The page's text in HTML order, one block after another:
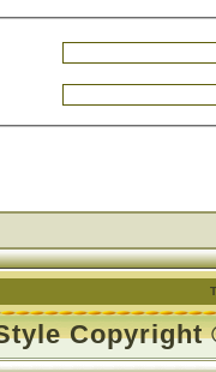
Copyright